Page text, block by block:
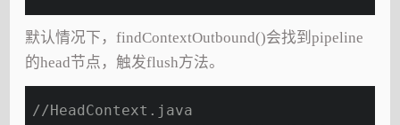
默认情况下，findContextOutbound()会找到pipeline
的head节点，触发flush方法。
//HeadContext.java